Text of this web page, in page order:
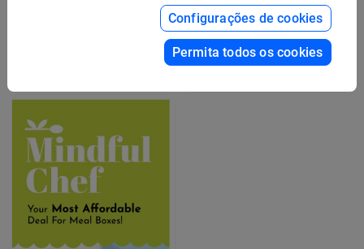
Modelo Grátis de Design
de Folheto Publicitário
Configurações de cookies
Permita todos os cookies